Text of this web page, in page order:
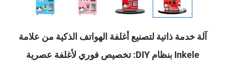
آلة خدمة ذاتية لتصنيع أغلفة الهواتف الذكية من علامة
Inkele بنظام DIY: تخصيص فوري لأغلفة عصرية